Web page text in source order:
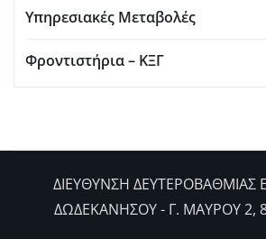
Υπηρεσιακές Μεταβολές
Φροντιστήρια – ΚΞΓ
ΔIΕΥΘΥΝΣΗ ΔΕΥΤΕΡΟΒΑΘΜΙΑΣ
ΔΩΔΕΚΑΝΗΣΟΥ - Γ. ΜΑΥΡΟΥ 2,